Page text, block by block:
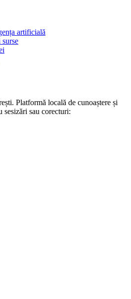
artificială
. Platformă locală de cunoaștere și
sesizări sau corecturi: